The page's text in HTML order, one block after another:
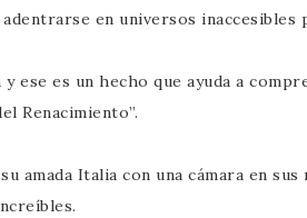
adentrarse en universos
ese es un hecho que ayuda a
Renacimiento”.
amada Italia con una cámara en sus